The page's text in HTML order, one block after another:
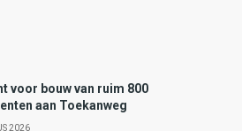
voor bouw van ruim 800
aan Toekanweg
2026